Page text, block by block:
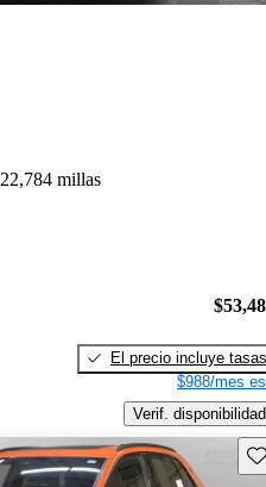
22,784 millas
El precio incluye tasas
$988/mes
Verif. disponibilidad